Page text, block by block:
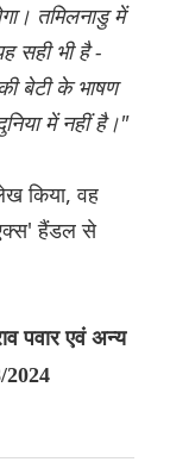
तमिलनाडु में
सही भी है -
बेटी के भाषण
में नहीं है।"
किया, वह
हैंडल से
पवार एवं अन्य
2024